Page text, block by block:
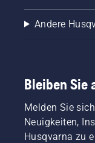
Andere
Bleiben Sie
Melden Sie
Neuigkeiten,
Husqvarna zu